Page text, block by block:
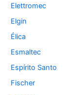
Elettromec
Elgin
Élica
Esmaltec
Espírito Santo
Fischer